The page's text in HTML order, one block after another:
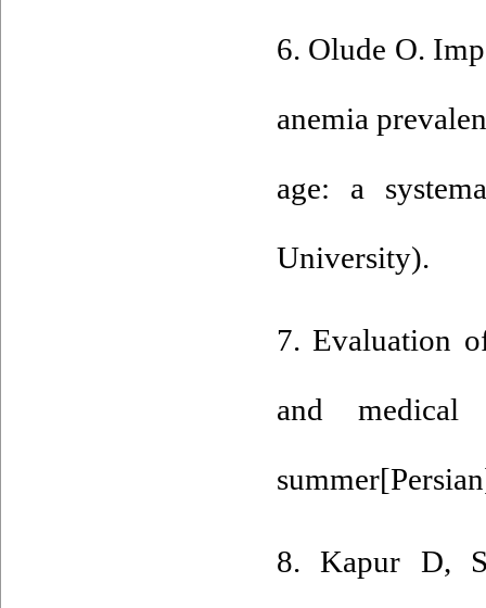
6. Olude O.
anemia
age: a
University).
7. Evaluation
and medical
8. Kapur D,